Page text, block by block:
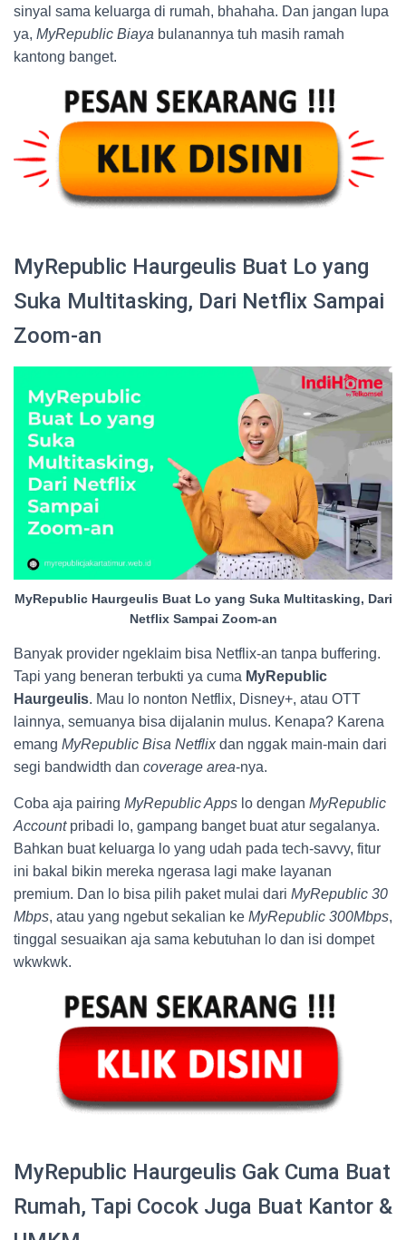
sinyal sama keluarga di rumah, bhahaha. Dan jangan lupa
ya, MyRepublic Biaya bulanannya tuh masih ramah
kantong banget.
MyRepublic Haurgeulis Buat Lo yang
Suka Multitasking, Dari Netflix Sampai
Zoom-an
MyRepublic Haurgeulis Buat Lo yang Suka Multitasking, Dari
Netflix Sampai Zoom-an
Banyak provider ngeklaim bisa Netflix-an tanpa buffering.
Tapi yang beneran terbukti ya cuma MyRepublic
Haurgeulis. Mau lo nonton Netflix, Disney+, atau OTT
lainnya, semuanya bisa dijalanin mulus. Kenapa? Karena
emang MyRepublic Bisa Netflixdan nggak main-main dari
segi bandwidth dan coverage area-nya.
Coba aja pairing MyRepublic Apps lo dengan MyRepublic
Accountpribadi lo, gampang banget buat atur segalanya.
Bahkan buat keluarga lo yang udah pada tech-savvy, fitur
ini bakal bikin mereka ngerasa lagi make layanan
premium. Dan lo bisa pilih paket mulai dari MyRepublic 30
Mbps, atau yang ngebut sekalian ke MyRepublic 300Mbps,
tinggal sesuaikan aja sama kebutuhan lo dan isi dompet
wkwkwk.
MyRepublic Haurgeulis Gak Cuma Buat
Rumah, Tapi Cocok Juga Buat Kantor &